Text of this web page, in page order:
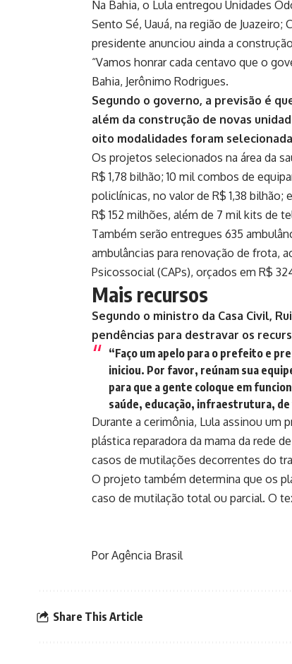
Na Bahia, o Lula entregou Unidades
Sento Sé, Uauá, na região de
presidente anunciou ainda a
“Vamos honrar cada centavo que o
Bahia, Jerônimo Rodrigues.
Segundo o governo, a previsão é
além da construção de novas
oito modalidades foram
Os projetos selecionados na área da
R$ 1,78 bilhão; 10 mil combos de
policlínicas, no valor de R$ 1,38
R$ 152 milhões, além de 7 mil kits de
Também serão entregues 635
ambulâncias para renovação de frota,
Psicossocial (CAPs), orçados em R$
Mais recursos
Segundo o ministro da Casa Civil,
pendências para destravar os
“Faço um apelo para o prefeito e
iniciou. Por favor, reúnam sua
para que a gente coloque em
saúde, educação, infraestrutura,
Durante a cerimônia, Lula assinou um
plástica reparadora da mama da rede
casos de mutilações decorrentes do
O projeto também determina que os
caso de mutilação total ou parcial. O
Por Agência Brasil
Share This Article